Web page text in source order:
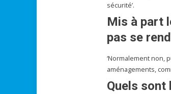
sécurité’.
Mis à part
pas se
‘Normalement non,
aménagements,
Quels sont